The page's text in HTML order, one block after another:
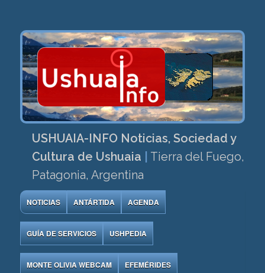
USHUAIA-INFO Noticias, Sociedad y
Cultura de Ushuaia
Tierra del Fuego,
Patagonia, Argentina
NOTICIAS ANTÁRTIDA AGENDA
GUÍA DE SERVICIOS USHPEDIA
MONTE OLIVIA WEBCAM EFEMÉRIDES